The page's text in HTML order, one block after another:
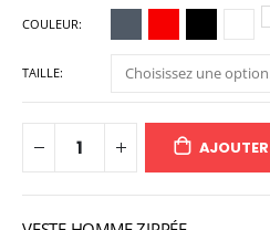
COULEUR
TAILLE